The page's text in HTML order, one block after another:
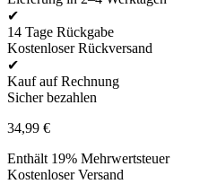
✔
14 Tage Rückgabe
Kostenloser Rückversand
✔
Kauf auf Rechnung
Sicher bezahlen
34,99 €
Enthält 19% Mehrwertsteuer
Kostenloser Versand